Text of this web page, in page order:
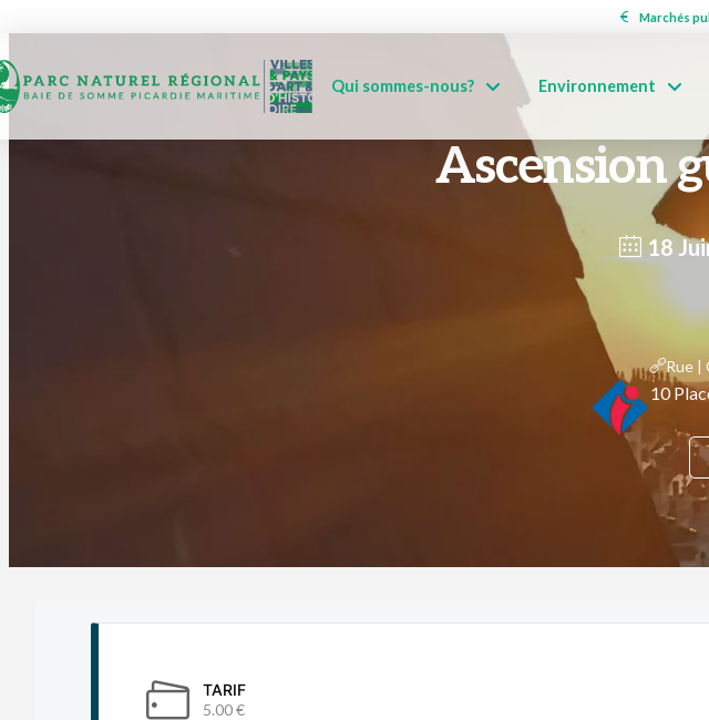
Marchés
Qui sommes-nous? Environnement
Ascension
18
Rue |
10
TARIF
5.00 €